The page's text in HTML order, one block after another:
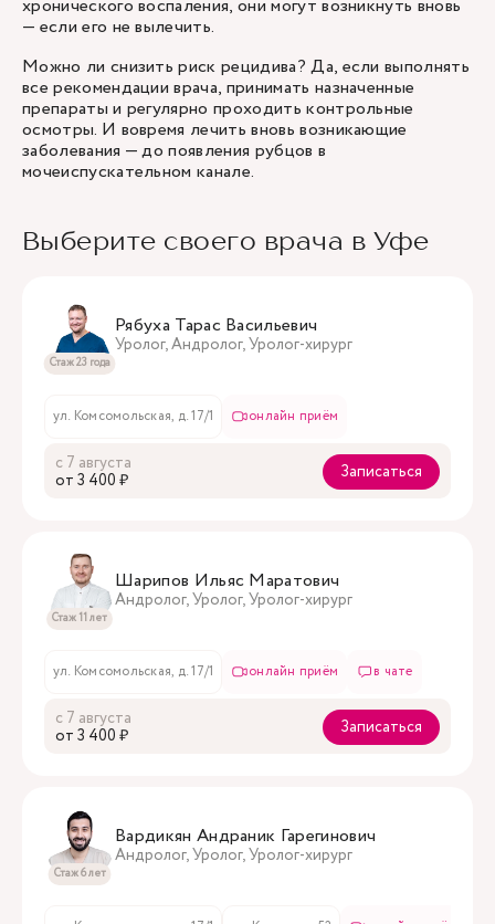
хронического воспаления, они могут возникнуть вновь
— если его не вылечить.
Можно ли снизить риск рецидива? Да, если выполнять
все рекомендации врача, принимать назначенные
препараты и регулярно проходить контрольные
осмотры. И вовремя лечить вновь возникающие
заболевания — до появления рубцов в
мочеиспускательном канале.
Выберите своего врача в Уфе
Стаж 23 года
Рябуха Тарас Васильевич
Уролог, Андролог, Уролог-хирург
ул. Комсомольская, д. 17/1 онлайн приём
с 7 августа
oт 3 400 ₽
Записаться
Стаж 11 лет
Шарипов Ильяс Маратович
Андролог, Уролог, Уролог-хирург
ул. Комсомольская, д. 17/1 онлайн приём в чате
с 7 августа
oт 3 400 ₽
Записаться
Стаж 6 лет
Вардикян Андраник Гарегинович
Андролог, Уролог, Уролог-хирург